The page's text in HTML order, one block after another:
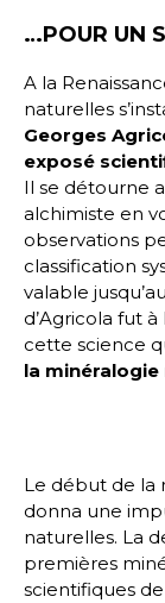
…POUR UN
A la
naturelles
Georges
exposé
Il se détourne
alchimiste en
observations
classification
valable
d’Agricola fut
cette science
la
Le début de la
donna une
naturelles. La
premières
scientifiques